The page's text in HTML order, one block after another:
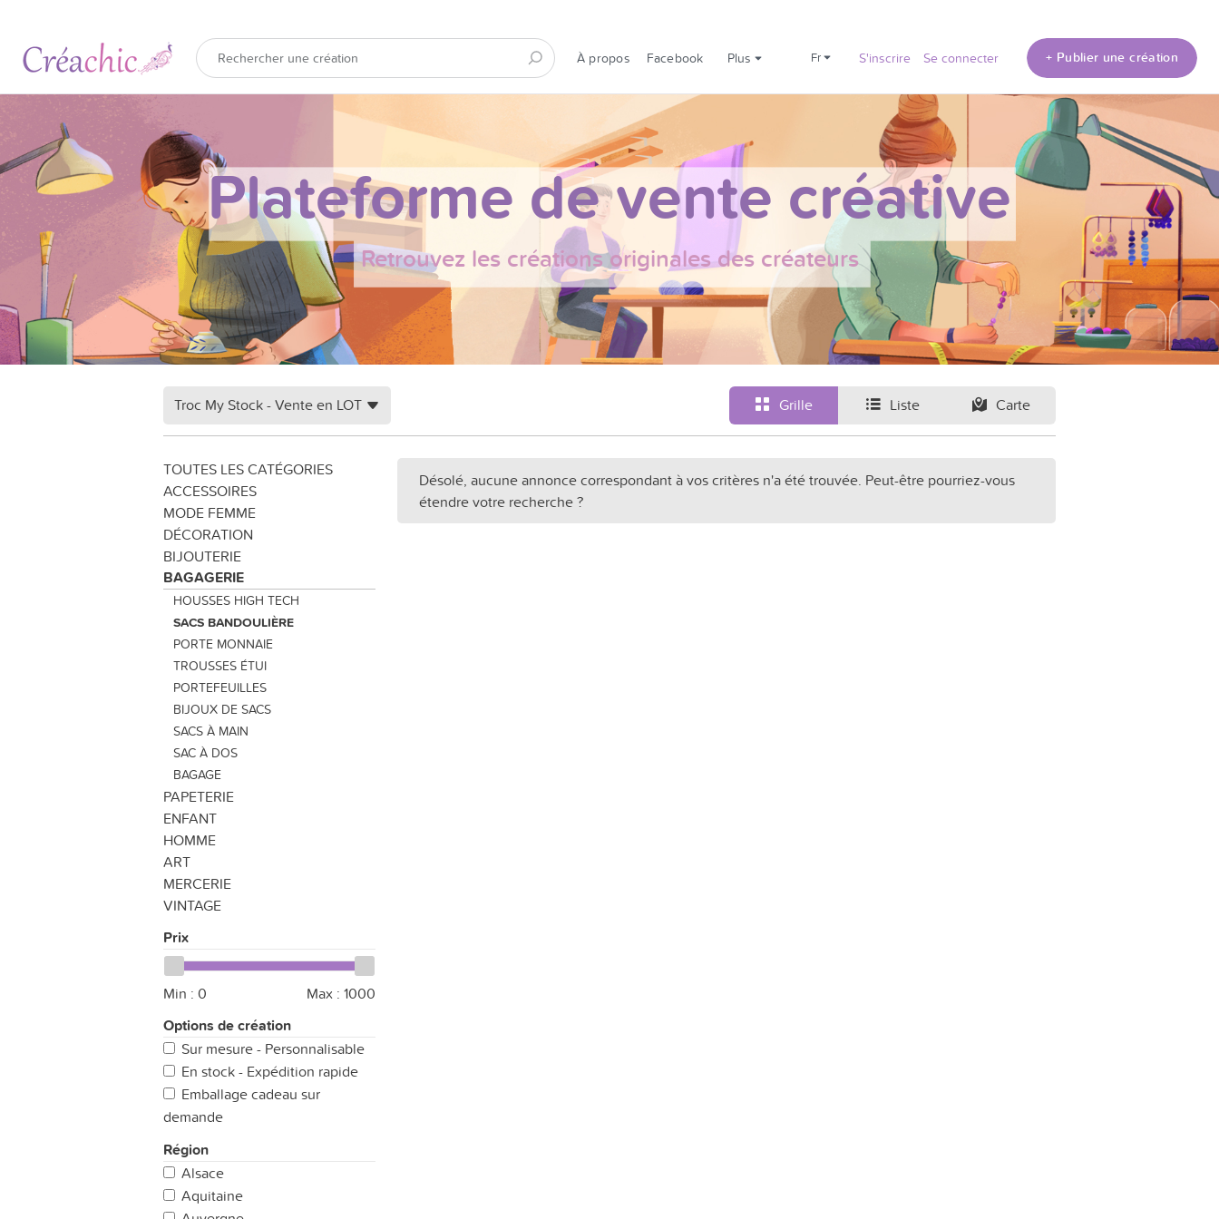
À propos Facebook Plus fr S'inscrire Se connecter + Publier une création
Plateforme de vente créative
Retrouvez les créations originales des créateurs
Grille Liste Carte
Troc My Stock - Vente en LOT
TOUTES LES CATÉGORIES
ACCESSOIRES
MODE FEMME
DÉCORATION
BIJOUTERIE
BAGAGERIE
HOUSSES HIGH TECH
SACS BANDOULIÈRE
PORTE MONNAIE
TROUSSES ÉTUI
PORTEFEUILLES
BIJOUX DE SACS
SACS À MAIN
SAC À DOS
BAGAGE
PAPETERIE
ENFANT
HOMME
ART
MERCERIE
VINTAGE
Prix
Min : 0 Max : 1000
Options de création
Sur mesure - Personnalisable
En stock - Expédition rapide
Emballage cadeau sur
demande
Région
Alsace
Aquitaine
Désolé, aucune annonce correspondant à vos critères n'a été trouvée. Peut-être pourriez-vous
étendre votre recherche ?